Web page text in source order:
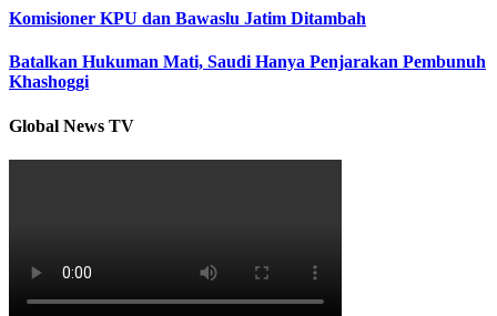
Komisioner KPU dan Bawaslu Jatim Ditambah
Batalkan Hukuman Mati, Saudi Hanya Penjarakan Pembunuh
Khashoggi
Global News TV